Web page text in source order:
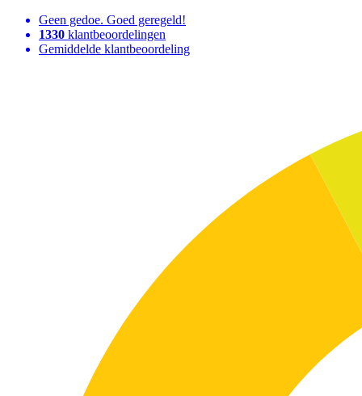
Geen gedoe. Goed geregeld!
1330 klantbeoordelingen
Gemiddelde klantbeoordeling